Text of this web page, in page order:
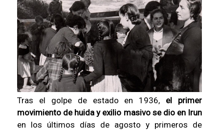
Tras el golpe de estado en 1936, el primer
movimiento de huida y exilio masivo se dio en Irun
en los últimos días de agosto y primeros de